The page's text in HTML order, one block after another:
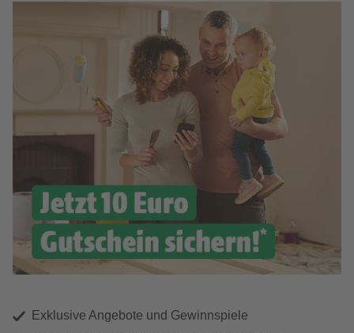
Exklusive Angebote und Gewinnspiele